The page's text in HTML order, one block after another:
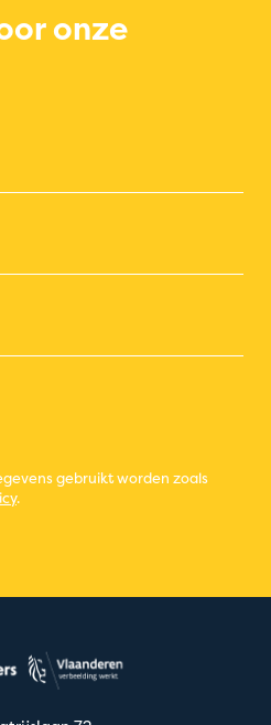
onze
gebruikt worden zoals
.